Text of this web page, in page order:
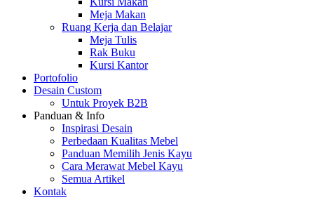
Meja Makan
Ruang Kerja dan Belajar
Meja Tulis
Rak Buku
Kursi Kantor
Portofolio
Desain Custom
Untuk Proyek B2B
Panduan & Info
Inspirasi Desain
Perbedaan Kualitas Mebel
Panduan Memilih Jenis Kayu
Cara Merawat Mebel Kayu
Semua Artikel
Kontak